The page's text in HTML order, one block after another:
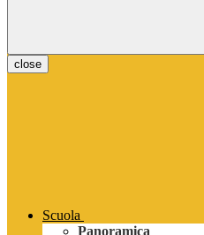
close
Scuola
Panoramica